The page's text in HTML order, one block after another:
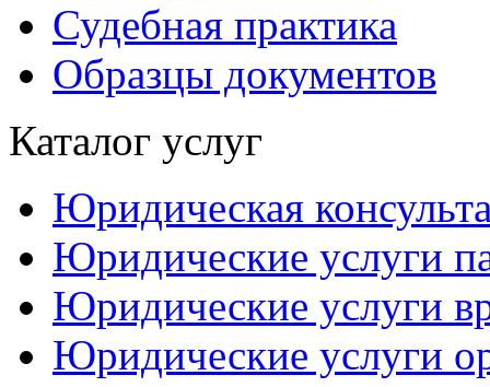
Судебная практика
Образцы документов
Каталог услуг
Юридическая
Юридические услуги
Юридические услуги
Юридические услуги